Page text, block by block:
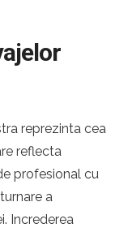
reprezinta cea
reflecta
profesional cu
a
Increderea